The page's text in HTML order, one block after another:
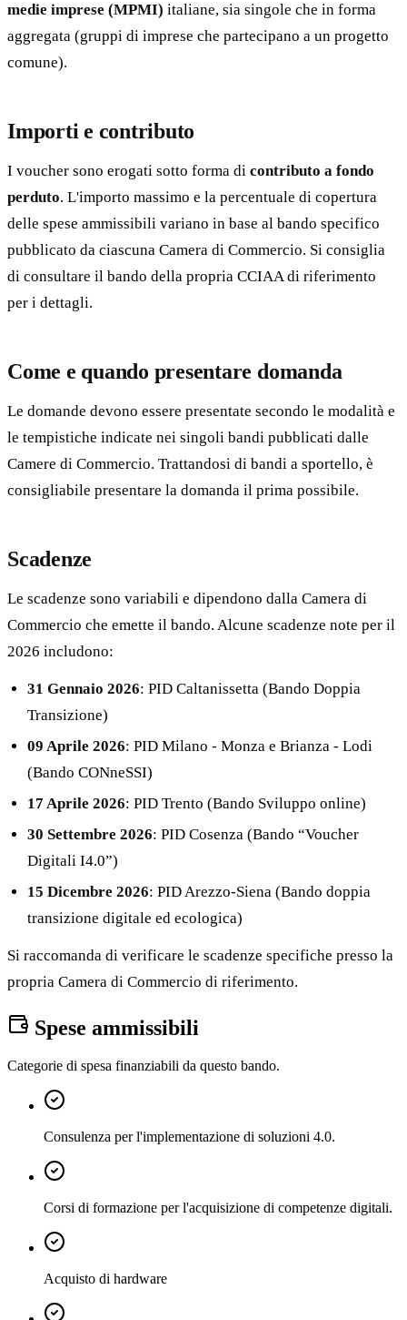
medie imprese (MPMI) italiane, sia singole che in forma
aggregata (gruppi di imprese che partecipano a un progetto
comune).
Importi e contributo
I voucher sono erogati sotto forma di contributo a fondo
perduto. L'importo massimo e la percentuale di copertura
delle spese ammissibili variano in base al bando specifico
pubblicato da ciascuna Camera di Commercio. Si consiglia
di consultare il bando della propria CCIAA di riferimento
per i dettagli.
Come e quando presentare domanda
Le domande devono essere presentate secondo le modalità e
le tempistiche indicate nei singoli bandi pubblicati dalle
Camere di Commercio. Trattandosi di bandi a sportello, è
consigliabile presentare la domanda il prima possibile.
Scadenze
Le scadenze sono variabili e dipendono dalla Camera di
Commercio che emette il bando. Alcune scadenze note per il
2026 includono:
31 Gennaio 2026: PID Caltanissetta (Bando Doppia
Transizione)
09 Aprile 2026: PID Milano - Monza e Brianza - Lodi
(Bando CONneSSI)
17 Aprile 2026: PID Trento (Bando Sviluppo online)
30 Settembre 2026: PID Cosenza (Bando “Voucher
Digitali I4.0”)
15 Dicembre 2026: PID Arezzo-Siena (Bando doppia
transizione digitale ed ecologica)
Si raccomanda di verificare le scadenze specifiche presso la
propria Camera di Commercio di riferimento.
Spese ammissibili
Categorie di spesa finanziabili da questo bando.
Consulenza per l'implementazione di soluzioni 4.0.
Corsi di formazione per l'acquisizione di competenze digitali.
Acquisto di hardware